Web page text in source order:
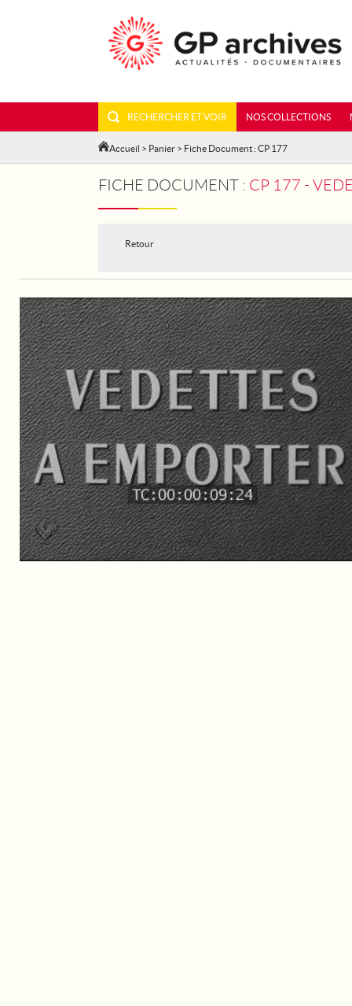
RECHERCHER ET VOIR NOS COLLECTIONS
Accueil > Panier > Fiche Document : CP 177
FICHE DOCUMENT : CP 177 -
Retour